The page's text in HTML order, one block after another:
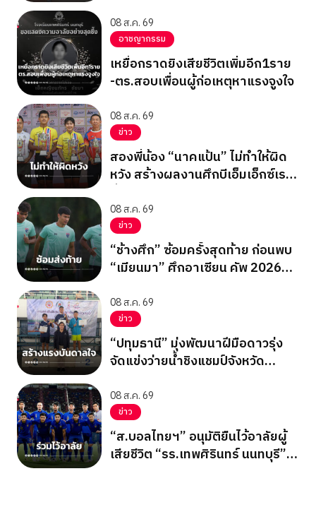
08 ส.ค. 69
อาชญากรรม
เหยื่อกราดยิงเสียชีวิตเพิ่มอีก1ราย
-ตร.สอบเพื่อนผู้ก่อเหตุหาแรงจูงใจ
08 ส.ค. 69
ข่าว
สองพี่น้อง “นาคแป้น” ไม่ทำให้ผิด
หวัง สร้างผลงานศึกบีเอ็มเอ็กซ์เรซ
08 ส.ค. 69
ข่าว
“ช้างศึก” ซ้อมครั้งสุดท้าย ก่อนพบ
“เมียนมา” ศึกอาเซียน คัพ 2026
08 ส.ค. 69
ข่าว
“ปทุมธานี” มุ่งพัฒนาฝีมือดาวรุ่ง
จัดแข่งว่ายน้ำชิงแชมป์จังหวัด
08 ส.ค. 69
ข่าว
“ส.บอลไทยฯ” อนุมัติยืนไว้อาลัยผู้
เสียชีวิต “รร.เทพศิรินทร์ นนทบุรี”